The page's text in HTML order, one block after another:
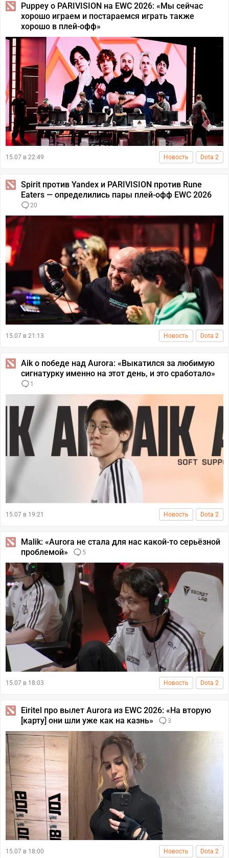
Puppey о PARIVISION на EWC 2026: «Мы сейчас
хорошо играем и постараемся играть также
хорошо в плей-офф»
15.07 в 22:49 Новость Dota 2
Spirit против Yandex и PARIVISION против Rune
Eaters — определились пары плей-офф EWC 2026
20
15.07 в 21:13 Новость Dota 2
Aik о победе над Aurora: «Выкатился за любимую
сигнатурку именно на этот день, и это сработало»
1
15.07 в 19:21 Новость Dota 2
Malik: «Aurora не стала для нас какой-то серьёзной
проблемой»
5
15.07 в 18:03 Новость Dota 2
Eiritel про вылет Aurora из EWC 2026: «На вторую
[карту] они шли уже как на казнь»
3
15.07 в 18:00 Новость Dota 2